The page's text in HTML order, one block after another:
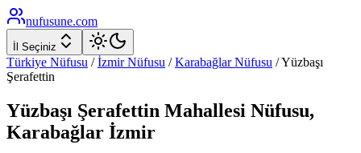
nufusune.com
İl Seçiniz
Türkiye Nüfusu / İzmirNüfusu / KarabağlarNüfusu /Yüzbaşı
Şerafettin
Yüzbaşı Şerafettin Mahallesi Nüfusu,
Karabağlar İzmir